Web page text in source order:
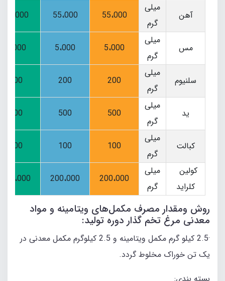
آهن
میلی
گرم
55،000 55،000 60،000
مس
میلی
گرم
5،000 5،000 8،000
سلنیوم
میلی
گرم
200
200
200
ید
میلی
گرم
500
500
500
کبالت
میلی
گرم
100
100
300
کولین
کلراید
میلی
گرم
200،000 200،000 200،000
روش ومقدار مصرف مکمل‌های ویتامینه و مواد
معدنی مرغ تخم گذار دوره تولید:
·2.5 کیلو گرم مکمل ویتامینه و 2.5 کیلوگرم مکمل معدنی در
یک تن خوراک مخلوط گردد.
بسته بندی: